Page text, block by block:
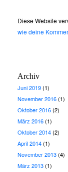
Diese Website
wie deine
Archiv
Juni 2019(1)
November 2016(1)
Oktober 2016(2)
März 2016(1)
Oktober 2014(2)
April 2014(1)
November 2013(4)
März 2013(1)